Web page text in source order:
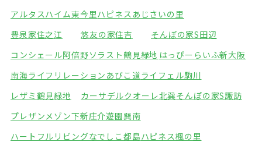
アルタスハイム東今里ハピネスあじさいの里
豊泉家住之江
悠友の家住吉
そんぽの家S田辺
コンシェール阿倍野ソラスト鶴見緑地 はっぴーらいふ新大阪
南海ライフリレーションあびこ道ライフェル駒川
レザミ鶴見緑地
カーサデルクオーレ北巽そんぽの家S諏訪
プレザンメゾン下新庄介遊園巽南
ハートフルリビングなでしこ都島ハピネス楓の里